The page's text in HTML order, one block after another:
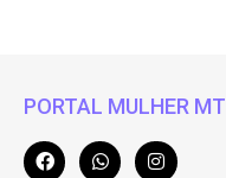
PORTAL MULHER MT